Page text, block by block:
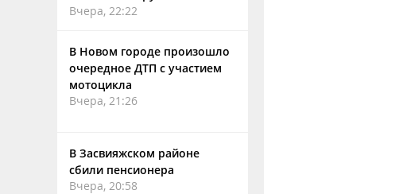
Вчера, 22:22
В Новом городе произошло
очередное ДТП с участием
мотоцикла
Вчера, 21:26
В Засвияжском районе
сбили пенсионера
Вчера, 20:58